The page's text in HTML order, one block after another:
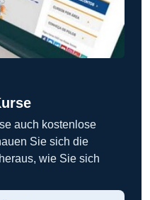
auch kostenlose
Sie sich die
wie Sie sich